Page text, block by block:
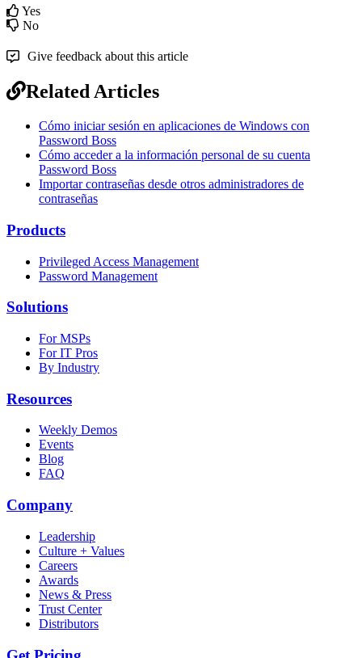
Yes
No
Give feedback about this article
Related Articles
Cómo iniciar sesión en aplicaciones de Windows con
Password Boss
Cómo acceder a la información personal de su cuenta
Password Boss
Importar contraseñas desde otros administradores de
contraseñas
Products
Privileged Access Management
Password Management
Solutions
For MSPs
For IT Pros
By Industry
Resources
Weekly Demos
Events
Blog
FAQ
Company
Leadership
Culture + Values
Careers
Awards
News & Press
Trust Center
Distributors